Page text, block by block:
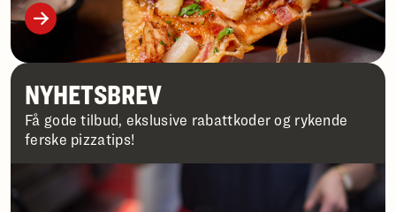
NYHETSBREV
Få gode tilbud, ekslusive rabattkoder og rykende
ferske pizzatips!